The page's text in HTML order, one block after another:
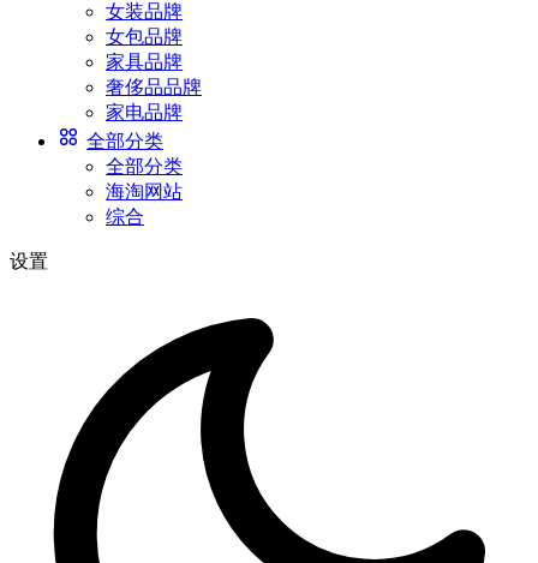
女装品牌
女包品牌
家具品牌
奢侈品品牌
家电品牌
全部分类
全部分类
海淘网站
综合
设置